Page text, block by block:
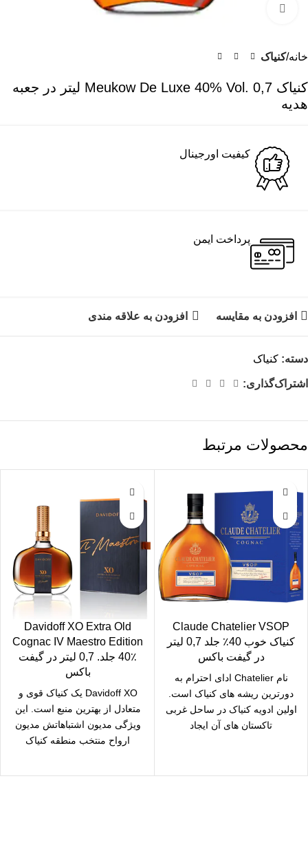
برای بزرگنمایی کلیک کنید
خانه کنیاک
کنیاک Meukow De Luxe 40% Vol. 0,7 لیتر در جعبه
هدیه
کیفیت اورجینال
پرداخت ایمن
افزودن به مقایسه افزودن به علاقه مندی
دسته: کنیاک
اشتراک‌گذاری:
محصولات مرتبط
Claude Chatelier VSOP
کنیاک خوب 40٪ جلد 0,7 لیتر
در گیفت باکس
نام Chatelier ادای احترام به
دورترین ریشه های کنیاک است.
اولین ادویه کنیاک در ساحل غربی
تاکستان های آن ایجاد
Davidoff XO Extra Old
Cognac IV Maestro Edition
40٪ جلد. 0,7 لیتر در گیفت
باکس
Davidoff XO یک کنیاک قوی و
متعادل از بهترین منبع است. این
ویژگی مدیون اشتباهاتش مدیون
ارواح منتخب منطقه کنیاک